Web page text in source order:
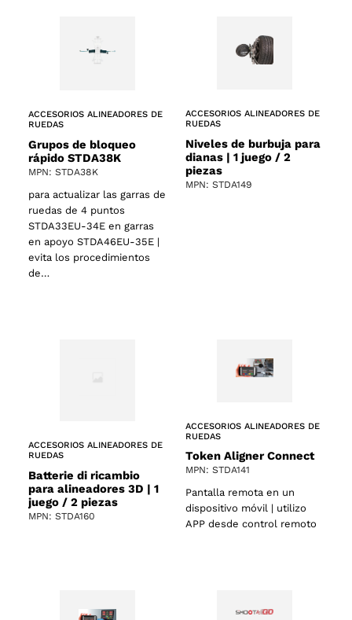
ACCESORIOS ALINEADORES DE
RUEDAS
Grupos de bloqueo
rápido STDA38K
MPN: STDA38K
para actualizar las garras de
ruedas de 4 puntos
STDA33EU-34E en garras
en apoyo STDA46EU-35E |
evita los procedimientos
de…
ACCESORIOS ALINEADORES DE
RUEDAS
Niveles de burbuja para
dianas | 1 juego / 2
piezas
MPN: STDA149
ACCESORIOS ALINEADORES DE
RUEDAS
Batterie di ricambio
para alineadores 3D | 1
juego / 2 piezas
MPN: STDA160
ACCESORIOS ALINEADORES DE
RUEDAS
Token Aligner Connect
MPN: STDA141
Pantalla remota en un
dispositivo móvil | utilizo
APP desde control remoto